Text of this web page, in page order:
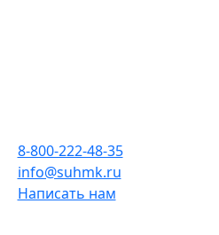
8-800-222-48-35
info@suhmk.ru
Написать нам